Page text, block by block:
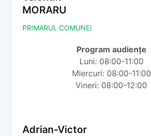
MORARU
PRIMARUL COMUNEI
Program audiențe
Luni: 08:00-11:00
Miercuri: 08:00-11:00
Vineri: 08:00-12:00
Adrian-Victor